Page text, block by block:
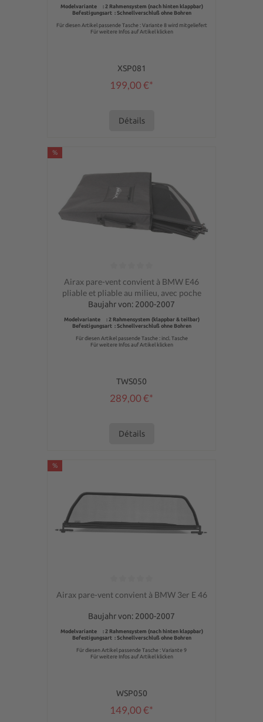
Modelvariante : 2 Rahmensystem (nach hinten klappbar)
Befestigungsart : Schnellverschluß ohne Bohren
Für diesen Artikel passende Tasche : Variante 8 wird mitgeliefert
Für weitere Infos auf Artikel klicken
XSP081
199,00 €*
Détails
%
Note moyenne de 0 sur 5 étoiles
Airax pare-vent convient à BMW E46
pliable et pliable au milieu, avec poche
Baujahr von: 2000-2007
Modelvariante : 2 Rahmensystem (klappbar & teilbar)
Befestigungsart : Schnellverschluß ohne Bohren
Für diesen Artikel passende Tasche : incl. Tasche
Für weitere Infos auf Artikel klicken
TWS050
289,00 €*
Détails
%
Note moyenne de 0 sur 5 étoiles
Airax pare-vent convient à BMW 3er E 46
Baujahr von: 2000-2007
Modelvariante : 2 Rahmensystem (nach hinten klappbar)
Befestigungsart : Schnellverschluß ohne Bohren
Für diesen Artikel passende Tasche : Variante 9
Für weitere Infos auf Artikel klicken
WSP050
149,00 €*